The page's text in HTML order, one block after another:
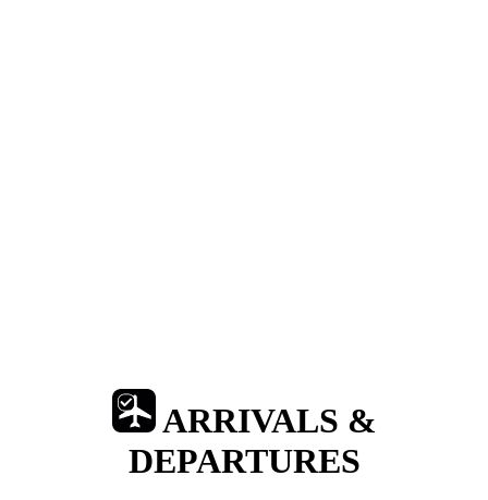
ARRIVALS &
DEPARTURES